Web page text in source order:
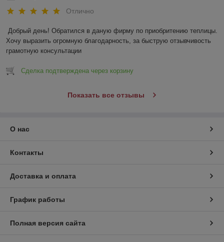
Отлично
Добрый день! Обратился в даную фирму по приобритению теплицы.
Хочу выразить огромную благодарность, за быструю отзывчивость
грамотную консультации
Сделка подтверждена через корзину
Показать все отзывы
О нас
Контакты
Доставка и оплата
График работы
Полная версия сайта